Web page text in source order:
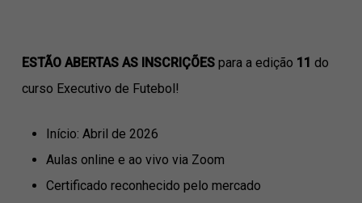
ESTÃO ABERTAS AS INSCRIÇÕESpara a edição 11 do
curso Executivo de Futebol!
Início: Abril de 2026
Aulas online e ao vivo via Zoom
Certificado reconhecido pelo mercado